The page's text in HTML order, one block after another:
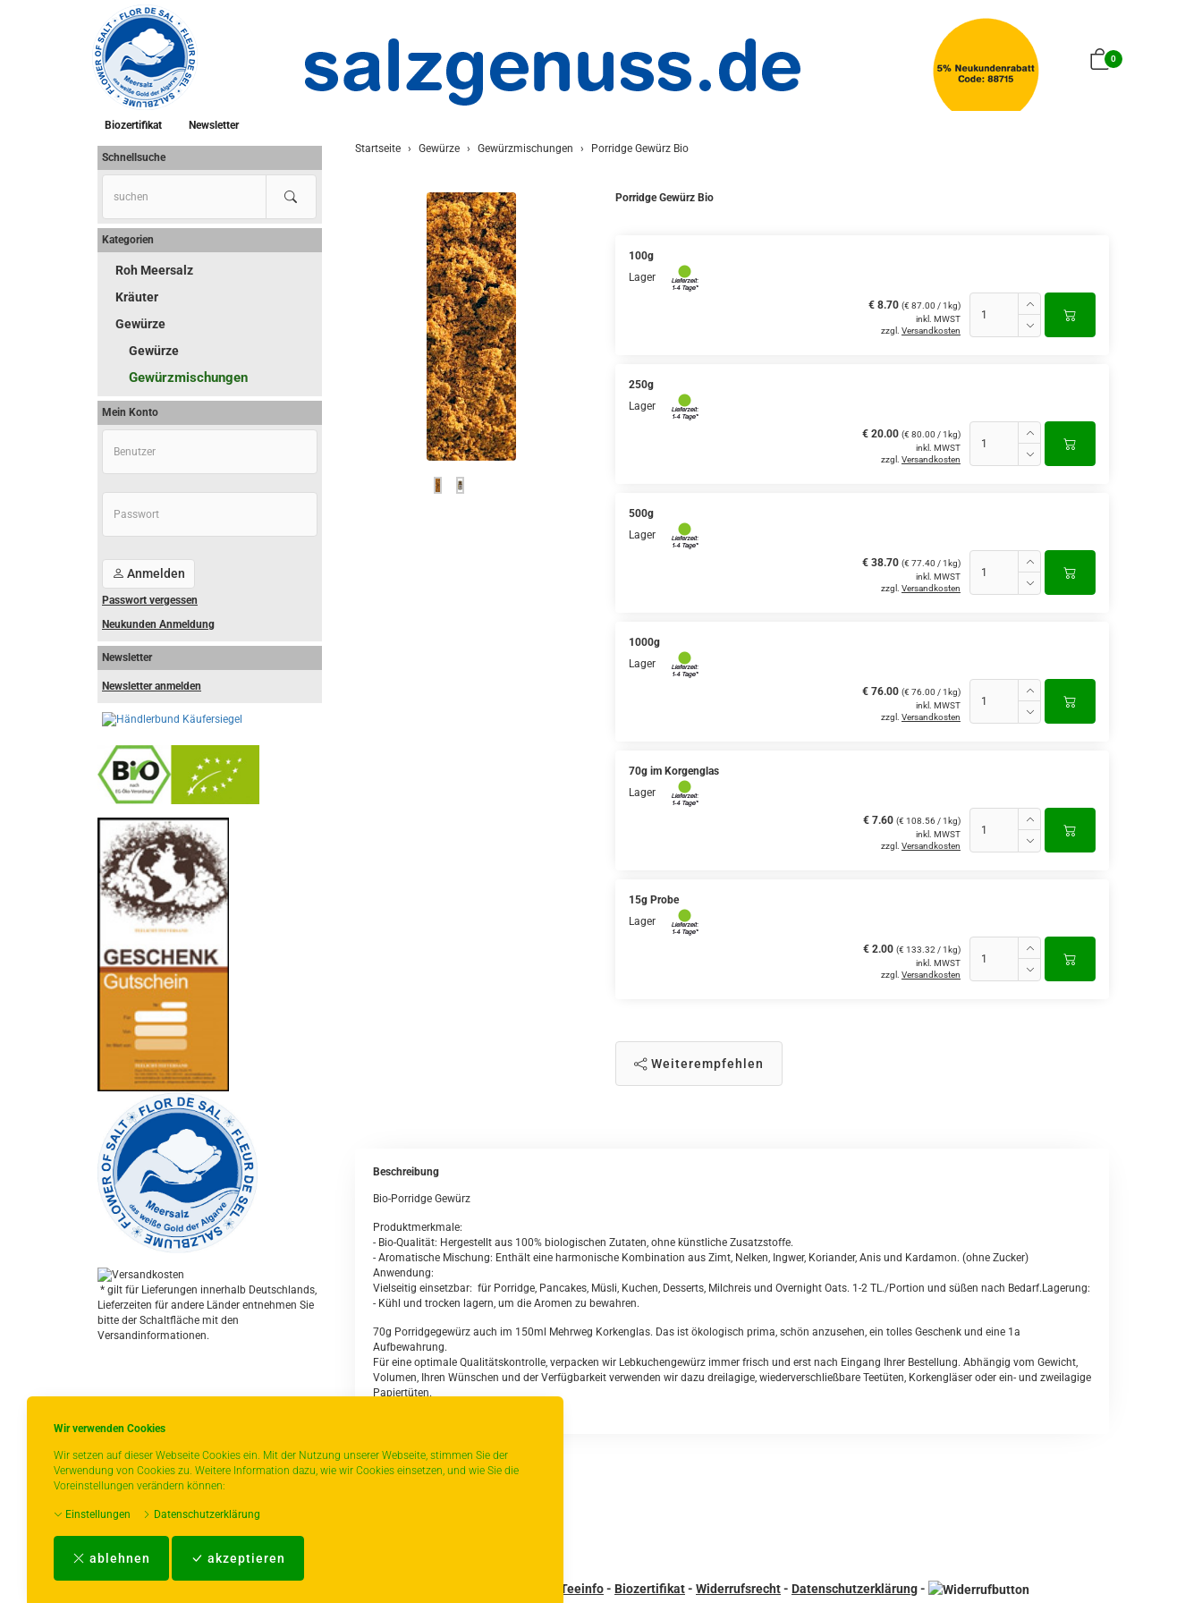
Wir verwenden Cookies
Wir setzen auf dieser Webseite Cookies ein. Mit der Nutzung unserer Webseite, stimmen Sie der
Verwendung von Cookies zu. Weitere Information dazu, wie wir Cookies einsetzen, und wie Sie die
Voreinstellungen verändern können:
Einstellungen Datenschutzerklärung
ablehnen akzeptieren
0
Biozertifikat
Newsletter
Startseite
Gewürze Gewürzmischungen Porridge Gewürz Bio
Porridge Gewürz Bio
100g
Lager
€ 8.70 (€ 87.00 / 1kg)
inkl. MWST
zzgl. Versandkosten
250g
Lager
€ 20.00 (€ 80.00 / 1kg)
inkl. MWST
zzgl. Versandkosten
500g
Lager
€ 38.70 (€ 77.40 / 1kg)
inkl. MWST
zzgl. Versandkosten
1000g
Lager
€ 76.00 (€ 76.00 / 1kg)
inkl. MWST
zzgl. Versandkosten
70g im Korgenglas
Lager
€ 7.60 (€ 108.56 / 1kg)
inkl. MWST
zzgl. Versandkosten
15g Probe
Lager
€ 2.00 (€ 133.32 / 1kg)
inkl. MWST
zzgl. Versandkosten
Weiterempfehlen
Beschreibung
Bio-Porridge Gewürz
Produktmerkmale:
- Bio-Qualität: Hergestellt aus 100% biologischen Zutaten, ohne künstliche Zusatzstoffe.
- Aromatische Mischung: Enthält eine harmonische Kombination aus Zimt, Nelken, Ingwer, Koriander, Anis und Kardamon. (ohne Zucker)
Anwendung:
Vielseitig einsetzbar: für Porridge, Pancakes, Müsli, Kuchen, Desserts, Milchreis und Overnight Oats. 1-2 TL./Portion und süßen nach Bedarf.Lagerung:
- Kühl und trocken lagern, um die Aromen zu bewahren.
70g Porridgegewürz auch im 150ml Mehrweg Korkenglas. Das ist ökologisch prima, schön anzusehen, ein tolles Geschenk und eine 1a
Aufbewahrung.
Für eine optimale Qualitätskontrolle, verpacken wir Lebkuchengewürz immer frisch und erst nach Eingang Ihrer Bestellung. Abhängig vom Gewicht,
Volumen, Ihren Wünschen und der Verfügbarkeit verwenden wir dazu dreilagige, wiederverschließbare Teetüten, Korkengläser oder ein- und zweilagige
Papiertüten.
Schnellsuche
Kategorien
Roh Meersalz
Kräuter
Gewürze
Gewürze
Gewürzmischungen
Mein Konto
Anmelden
Passwort vergessen
Neukunden Anmeldung
Newsletter
Newsletter anmelden
* gilt für Lieferungen innerhalb Deutschlands,
Lieferzeiten für andere Länder entnehmen Sie
bitte der Schaltfläche mit den
Versandinformationen.
Teeinfo- Biozertifikat- Widerrufsrecht- Datenschutzerklärung-